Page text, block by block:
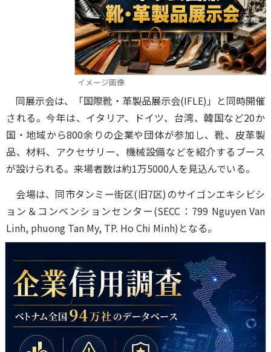
イメージ画像
同展示会は、「国際靴・革製品展示会(IFLE)」と同時開催
される。今年は、イタリア、ドイツ、台湾、韓国など20か
国・地域から800余りの企業や団体が参加し、靴、皮革製
品、材料、アクセサリー、機械設備などを紹介するブース
が設けられる。来場者数は約1万5000人を見込んでいる。
会場は、同市タンミー街区(旧7区)のサイゴンエキシビシ
ョン＆コンベンションセンター(SECC：799 Nguyen Van
Linh, phuong Tan My, TP. Ho Chi Minh)となる。